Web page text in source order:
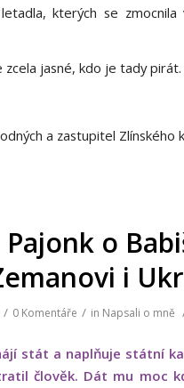
kterých se zmocnila
jasné, kdo je tady pirát.
a zastupitel Zlínského
o
i
/ 0 Komentáře / in Napsali o mně
stát a naplňuje státní
člověk. Dát mu moc